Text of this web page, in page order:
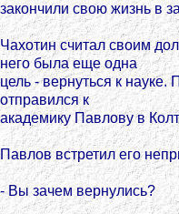
закончили свою жизнь в
Чахотин считал своим
него была еще одна
цель - вернуться к
отправился к
академику Павлову в
Павлов встретил его
- Вы зачем вернулись?